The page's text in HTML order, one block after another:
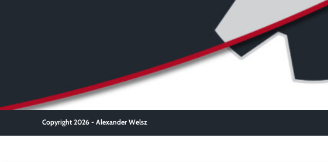
Copyright 2026 - Alexander Welsz